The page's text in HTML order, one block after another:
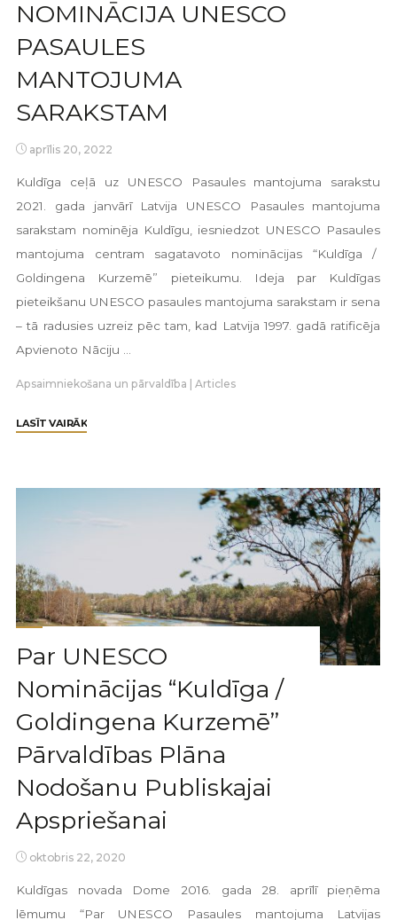
NOMINĀCIJA UNESCO
PASAULES
MANTOJUMA
SARAKSTAM
aprīlis 20, 2022
Kuldīga ceļā uz UNESCO Pasaules mantojuma sarakstu
2021. gada janvārī Latvija UNESCO Pasaules mantojuma
sarakstam nominēja Kuldīgu, iesniedzot UNESCO Pasaules
mantojuma centram sagatavoto nominācijas “Kuldīga /
Goldingena Kurzemē” pieteikumu. Ideja par Kuldīgas
pieteikšanu UNESCO pasaules mantojuma sarakstam ir sena
– tā radusies uzreiz pēc tam, kad Latvija 1997. gadā ratificēja
Apvienoto Nāciju …
Apsaimniekošana un pārvaldība | Articles
LASĪT VAIRĀK
Par UNESCO
Nominācijas “Kuldīga /
Goldingena Kurzemē”
Pārvaldības Plāna
Nodošanu Publiskajai
Apspriešanai
oktobris 22, 2020
Kuldīgas novada Dome 2016. gada 28. aprīlī pieņēma
lēmumu “Par UNESCO Pasaules mantojuma Latvijas